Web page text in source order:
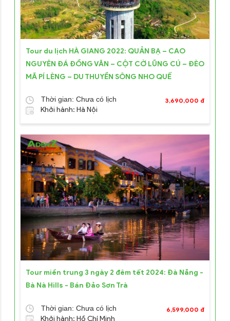
Tour du lịch HÀ GIANG 2022: QUẢN BẠ – CAO
NGUYÊN ĐÁ ĐỒNG VĂN – CỘT CỜ LŨNG CÚ – ĐÈO
MÃ PÍ LÈNG – DU THUYỀN SÔNG NHO QUẾ
Thời gian: Chưa có lịch
Khởi hành: Hà Nội
3,690,000 đ
Tour miền trung 3 ngày 2 đêm tết 2024: Đà Nẵng -
Bà Nà Hills - Bán Đảo Sơn Trà
Thời gian: Chưa có lịch
Khởi hành: Hồ Chí Minh
6,599,000 đ